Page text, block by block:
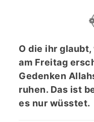
O die ihr
am Freitag
Gedenken
ruhen. Das ist
es nur wüsstet.